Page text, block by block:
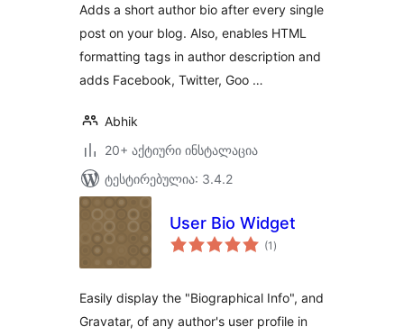
Adds a short author bio after every single
post on your blog. Also, enables HTML
formatting tags in author description and
adds Facebook, Twitter, Goo …
Abhik
20+ აქტიური ინსტალაცია
ტესტირებულია: 3.4.2
User Bio Widget
(1 საერთო
რეიტინგი
)
Easily display the "Biographical Info", and
Gravatar, of any author's user profile in